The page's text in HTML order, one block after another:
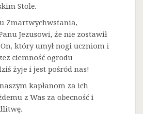
Stole.
Zmartwychwstania,
Jezusowi, że nie zostawił
który umył nogi uczniom i
ciemność ogrodu
żyje i jest pośród nas!
kapłanom za ich
z Was za obecność i